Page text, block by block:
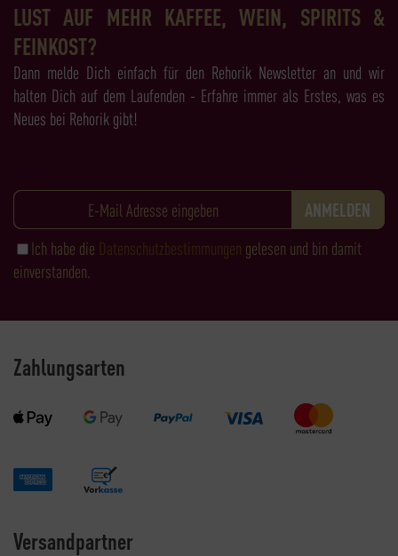
LUST AUF MEHR KAFFEE, WEIN, SPIRITS &
FEINKOST?
Dann melde Dich einfach für den Rehorik Newsletter an und wir
halten Dich auf dem Laufenden - Erfahre immer als Erstes, was es
Neues bei Rehorik gibt!
Ich habe die Datenschutzbestimmungen gelesen und bin damit
einverstanden.
Zahlungsarten
Versandpartner